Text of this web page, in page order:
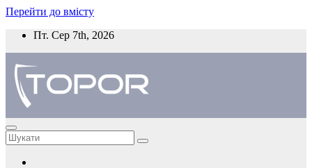
Перейти до вмісту
Пт. Сер 7th, 2026